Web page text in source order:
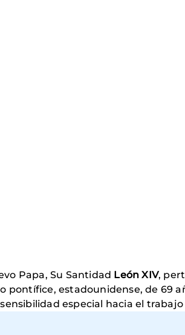
Papa, Su Santidad León XIV,
pontífice, estadounidense, de 69
especial hacia el